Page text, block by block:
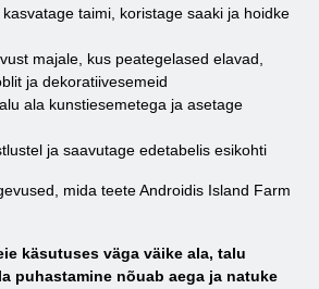
taimi, koristage saaki ja hoidke
majale, kus peategelased elavad,
ja dekoratiivesemeid
ala kunstiesemetega ja asetage
ja saavutage edetabelis esikohti
mida teete Androidis Island Farm
käsutuses väga väike ala, talu
puhastamine nõuab aega ja natuke